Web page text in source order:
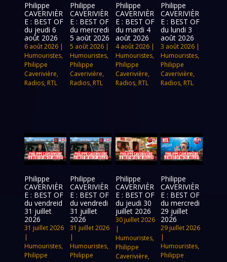
Philippe
CAVERIVIÈR
E : BEST OF
du jeudi 6
août 2026
6 août 2026 |
Humouristes,
Philippe
Caverivière,
Radios, RTL
Philippe
CAVERIVIÈR
E : BEST OF
du mercredi
5 août 2026
5 août 2026|
Humouristes,
Philippe
Caverivière,
Radios, RTL
Philippe
CAVERIVIÈR
E : BEST OF
du mardi 4
août 2026
4 août 2026|
Humouristes,
Philippe
Caverivière,
Radios, RTL
Philippe
CAVERIVIÈR
E : BEST OF
du lundi 3
août 2026
3 août 2026 |
Humouristes,
Philippe
Caverivière,
Radios, RTL
Philippe
CAVERIVIÈR
E : BEST OF
du vendreid
31 juillet
2026
31 juillet 2026
|
Humouristes,
Philippe
Philippe
CAVERIVIÈR
E : BEST OF
du vendredi
31 juillet
2026
31 juillet 2026
|
Humouristes,
Philippe
Philippe
CAVERIVIÈR
E : BEST OF
du jeudi 30
juillet 2026
30 juillet 2026
|
Humouristes,
Philippe
Caverivière,
Philippe
CAVERIVIÈR
E : BEST OF
du mercredi
29 juillet
2026
29 juillet 2026
|
Humouristes,
Philippe